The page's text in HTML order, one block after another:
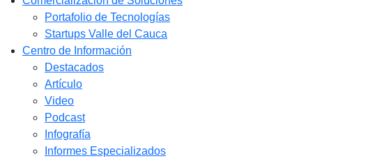
Portafolio de Tecnologías
Startups Valle del Cauca
Centro de Información
Destacados
Artículo
Video
Podcast
Infografía
Informes Especializados